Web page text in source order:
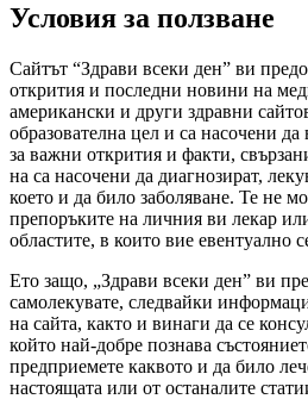
Условия за ползване
Сайтът “Здрави всеки ден” ви
открития и последни новини на
американски и други здравни
образователна цел и са насочени
за важни открития и факти,
на са насочени да диагнозират,
което и да било заболяване. Те не
препоръките на личния ви лекар
областите, в които вие евентуално
Ето защо, „Здрави всеки ден” ви
самолекувате, следвайки
на сайта, както и винаги да се
който най-добре познава
предприемете каквото и да било
настоящата или от останалите